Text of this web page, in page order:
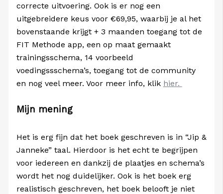
correcte uitvoering. Ook is er nog een
uitgebreidere keus voor €69,95, waarbij je al het
bovenstaande krijgt + 3 maanden toegang tot de
FIT Methode app, een op maat gemaakt
trainingsschema, 14 voorbeeld
voedingssschema’s, toegang tot de community
en nog veel meer. Voor meer info, klik hier.
Mijn mening
Het is erg fijn dat het boek geschreven is in “Jip &
Janneke” taal. Hierdoor is het echt te begrijpen
voor iedereen en dankzij de plaatjes en schema’s
wordt het nog duidelijker. Ook is het boek erg
realistisch geschreven, het boek belooft je niet